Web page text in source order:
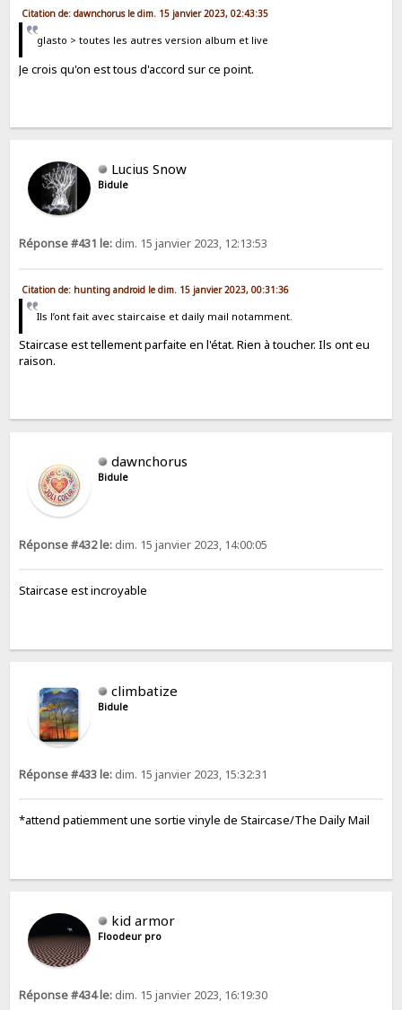
Citation de: dawnchorus le dim. 15 janvier 2023, 02:43:35
glasto > toutes les autres version album et live
Je crois qu'on est tous d'accord sur ce point.
Lucius Snow
Bidule
Réponse #431 le: dim. 15 janvier 2023, 12:13:53
Citation de: hunting android le dim. 15 janvier 2023, 00:31:36
Ils l’ont fait avec staircaise et daily mail notamment.
Staircase est tellement parfaite en l'état. Rien à toucher. Ils ont eu
raison.
dawnchorus
Bidule
Réponse #432 le: dim. 15 janvier 2023, 14:00:05
Staircase est incroyable
climbatize
Bidule
Réponse #433 le: dim. 15 janvier 2023, 15:32:31
*attend patiemment une sortie vinyle de Staircase/The Daily Mail
kid armor
Floodeur pro
Réponse #434 le: dim. 15 janvier 2023, 16:19:30